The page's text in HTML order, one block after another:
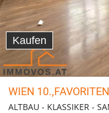
Kaufen
WIEN 10.,FAVORITEN
ALTBAU - KLASSIKER -